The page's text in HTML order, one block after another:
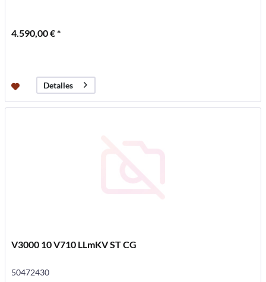
4.590,00 € *
Detalles
V3000 10 V710 LLmKV ST CG
50472430